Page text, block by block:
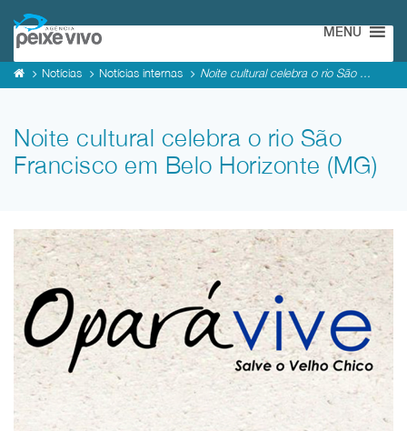
MENU
Notícias Notícias internas Noite cultural celebra o rio São ...
Noite cultural celebra o rio São
Francisco em Belo Horizonte (MG)